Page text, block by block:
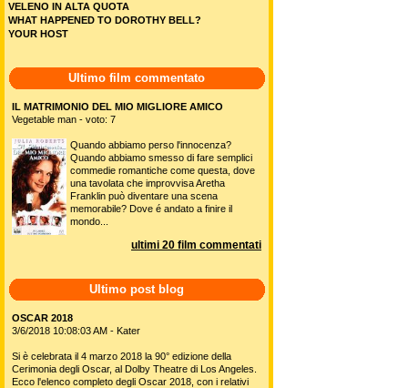
VELENO IN ALTA QUOTA
WHAT HAPPENED TO DOROTHY BELL?
YOUR HOST
Ultimo film commentato
IL MATRIMONIO DEL MIO MIGLIORE AMICO
Vegetable man - voto: 7
Quando abbiamo perso l'innocenza?
Quando abbiamo smesso di fare semplici
commedie romantiche come questa, dove
una tavolata che improvvisa Aretha
Franklin può diventare una scena
memorabile? Dove é andato a finire il
mondo...
ultimi 20 film commentati
Ultimo post blog
OSCAR 2018
3/6/2018 10:08:03 AM - Kater
Si è celebrata il 4 marzo 2018 la 90° edizione della
Cerimonia degli Oscar, al Dolby Theatre di Los Angeles.
Ecco l'elenco completo degli Oscar 2018, con i relativi